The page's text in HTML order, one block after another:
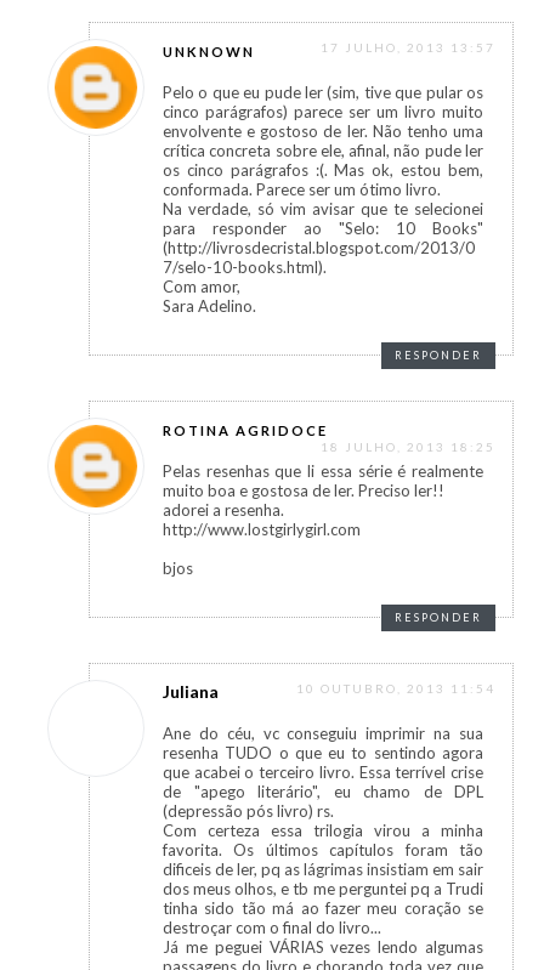
UNKNOWN 17 JULHO, 2013 13:57
Pelo o que eu pude ler (sim, tive que pular os
cinco parágrafos) parece ser um livro muito
envolvente e gostoso de ler. Não tenho uma
crítica concreta sobre ele, afinal, não pude ler
os cinco parágrafos :(. Mas ok, estou bem,
conformada. Parece ser um ótimo livro.
Na verdade, só vim avisar que te selecionei
para responder ao "Selo: 10 Books"
(http://livrosdecristal.blogspot.com/2013/0
7/selo-10-books.html).
Com amor,
Sara Adelino.
RESPONDER
ROTINA AGRIDOCE
18 JULHO, 2013 18:25
Pelas resenhas que li essa série é realmente
muito boa e gostosa de ler. Preciso ler!!
adorei a resenha.
http://www.lostgirlygirl.com
bjos
RESPONDER
Juliana 10 OUTUBRO, 2013 11:54
Ane do céu, vc conseguiu imprimir na sua
resenha TUDO o que eu to sentindo agora
que acabei o terceiro livro. Essa terrível crise
de "apego literário", eu chamo de DPL
(depressão pós livro) rs.
Com certeza essa trilogia virou a minha
favorita. Os últimos capítulos foram tão
dificeis de ler, pq as lágrimas insistiam em sair
dos meus olhos, e tb me perguntei pq a Trudi
tinha sido tão má ao fazer meu coração se
destroçar com o final do livro...
Já me peguei VÁRIAS vezes lendo algumas